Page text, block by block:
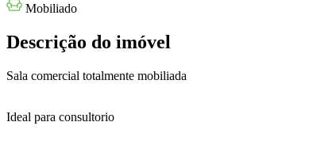
Mobiliado
Descrição do imóvel
Sala comercial totalmente mobiliada
Ideal para consultorio